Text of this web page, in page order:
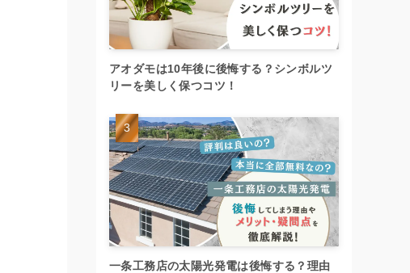
アオダモは10年後に後悔する？シンボルツ
リーを美しく保つコツ！
一条工務店の太陽光発電は後悔する？理由